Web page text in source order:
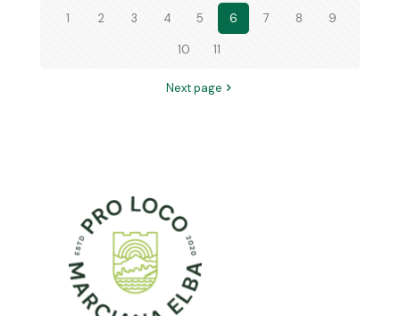
1 2 3 4 5 6 7 8 9
10 11
Next page